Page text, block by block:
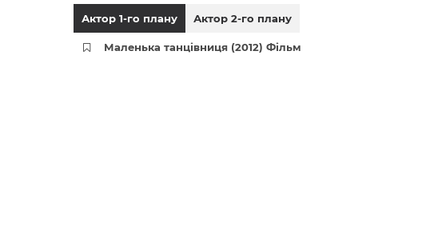
Актор 1-го плану Актор 2-го плану
Маленька танцівниця (2012) Фільм